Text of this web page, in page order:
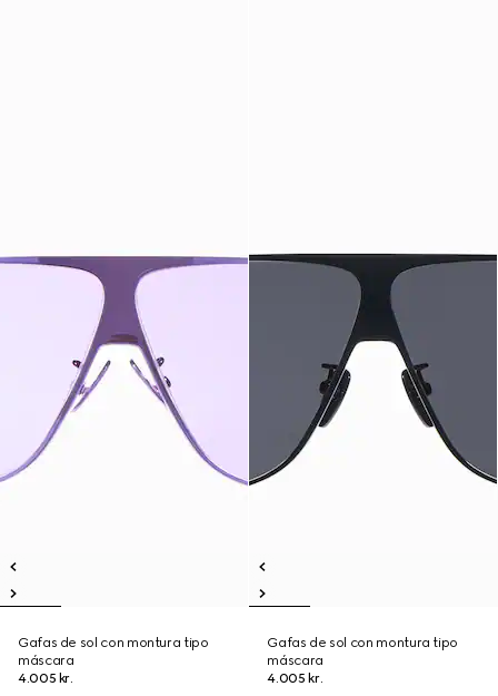
Gafas de sol con montura tipo
máscara
4.005 kr.
Gafas de sol con montura tipo
máscara
4.005 kr.